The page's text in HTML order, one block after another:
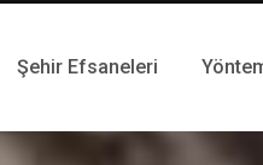
Şehir Efsaneleri